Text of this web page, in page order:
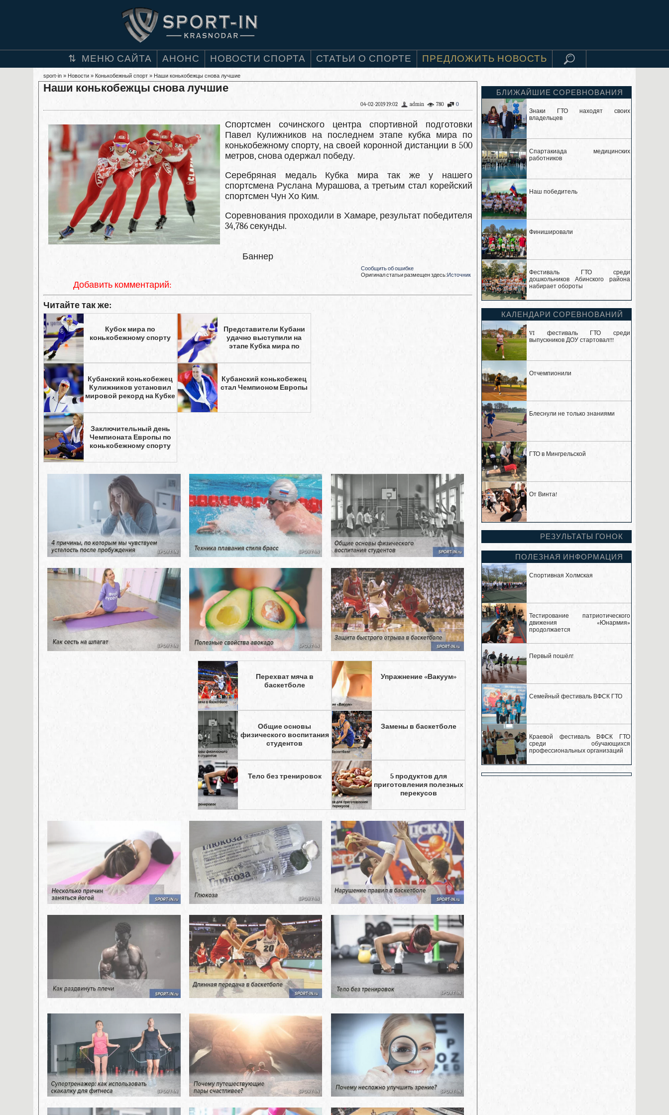
МЕНЮ САЙТА АНОНС НОВОСТИ СПОРТА СТАТЬИ О СПОРТЕ ПРЕДЛОЖИТЬ НОВОСТЬ
sport-in » Новости » Конькобежный спорт » Наши конькобежцы снова лучшие
Наши конькобежцы снова лучшие
0
780
admin
04-02-2019 19:02
Спортсмен сочинского центра спортивной подготовки
Павел Кулижников на последнем этапе кубка мира по
конькобежному спорту, на своей коронной дистанции в 500
метров, снова одержал победу.
Серебряная медаль Кубка мира так же у нашего
спортсмена Руслана Мурашова, а третьим стал корейский
спортсмен Чун Хо Ким.
Соревнования проходили в Хамаре, результат победителя
34,786 секунды.
Баннер
Сообщить об ошибке
Оригинал статьи размещен здесь:Источник
Добавить комментарий:
Читайте так же:
Кубок мира по
конькобежному спорту
Представители Кубани
удачно выступили на
этапе Кубка мира по
Кубанский конькобежец
Кулижников установил
мировой рекорд на Кубке
Кубанский конькобежец
стал Чемпионом Европы
Заключительный день
Чемпионата Европы по
конькобежному спорту
Перехват мяча в
баскетболе
Упражнение «Вакуум»
Общие основы
физического воспитания
студентов
Замены в баскетболе
Тело без тренировок
5 продуктов для
приготовления полезных
перекусов
БЛИЖАЙШИЕ СОРЕВНОВАНИЯ
Знаки ГТО находят своих
владельцев
Спартакиада медицинских
работников
Наш победитель
Финишировали
Фестиваль ГТО среди
дошкольников Абинского района
набирает обороты
КАЛЕНДАРИ СОРЕВНОВАНИЙ
VI фестиваль ГТО среди
выпускников ДОУ стартовал!!!
Отчемпионили
Блеснули не только знаниями
ГТО в Мингрельской
От Винта!
РЕЗУЛЬТАТЫ ГОНОК
ПОЛЕЗНАЯ ИНФОРМАЦИЯ
Спортивная Холмская
Тестирование патриотического
движения «Юнармия»
продолжается
Первый пошёл!
Семейный фестиваль ВФСК ГТО
Краевой фестиваль ВФСК ГТО
среди обучающихся
профессиональных организаций